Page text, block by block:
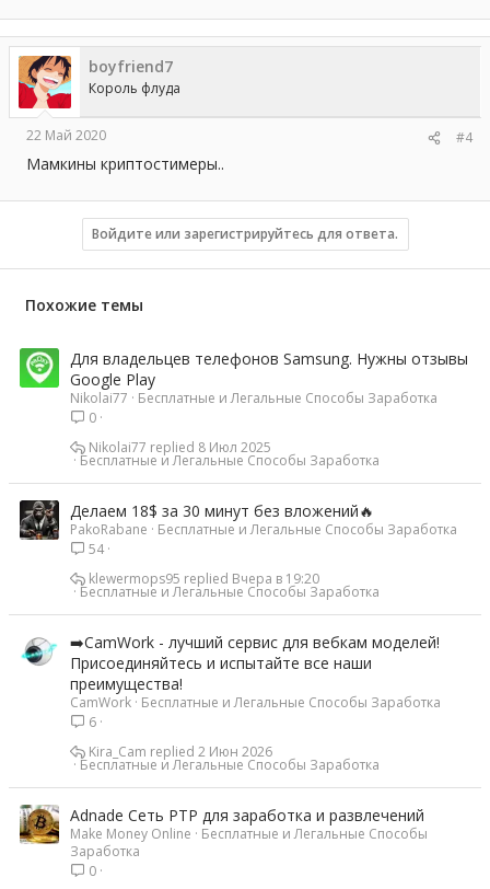
boyfriend7
Король флуда
22 Май 2020 #4
Мамкины криптостимеры..
Войдите или зарегистрируйтесь для ответа.
Похожие темы
Для владельцев телефонов Samsung. Нужны отзывы
Google Play
Nikolai77
Бесплатные и Легальные Способы Заработка
0
Бесплатные и Легальные Способы Заработка
8 Июл 2025
Nikolai77
Делаем 18$ за 30 минут без вложений🔥
PakoRabane
Бесплатные и Легальные Способы Заработка
54
Бесплатные и Легальные Способы Заработка
Вчера в 19:20
klewermops95
➡️CamWork - лучший сервис для вебкам моделей!
Присоединяйтесь и испытайте все наши
преимущества!
CamWork Бесплатные и Легальные Способы Заработка
6
Бесплатные и Легальные Способы Заработка
2 Июн 2026
Kira_Cam
Adnade Сеть PTP для заработка и развлечений
Make Money Online
Бесплатные и Легальные Способы
Заработка
0